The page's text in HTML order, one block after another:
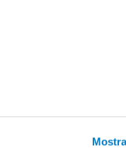
frena la